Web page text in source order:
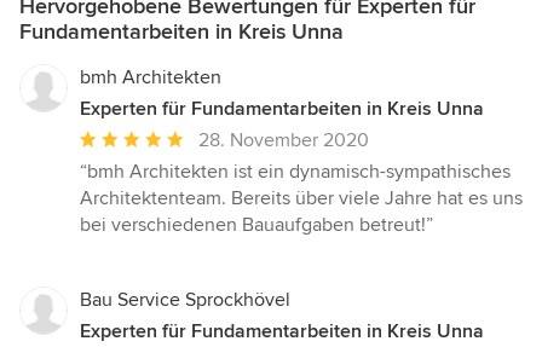
Hervorgehobene Bewertungen für Experten für
Fundamentarbeiten in Kreis Unna
bmh Architekten
Experten für Fundamentarbeiten in Kreis Unna
Durchschnittliche
Bewertung:
5
von
28. November 2020
“bmh Architekten ist ein dynamisch-sympathisches
Architektenteam. Bereits über viele Jahre hat es uns
bei verschiedenen Bauaufgaben betreut!”
Bau Service Sprockhövel
Experten für Fundamentarbeiten in Kreis Unna